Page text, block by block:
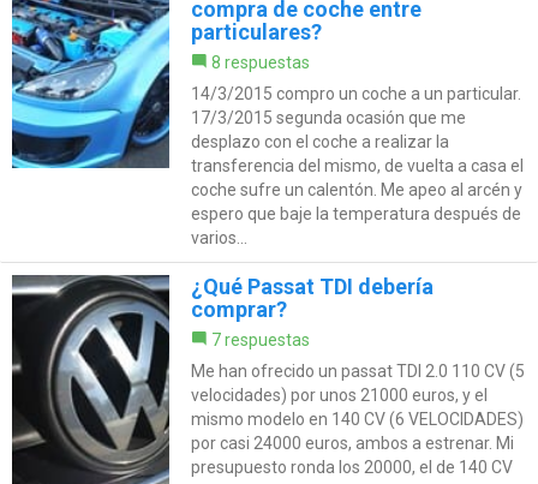
compra de coche entre
particulares?
8 respuestas
14/3/2015 compro un coche a un particular.
17/3/2015 segunda ocasión que me
desplazo con el coche a realizar la
transferencia del mismo, de vuelta a casa el
coche sufre un calentón. Me apeo al arcén y
espero que baje la temperatura después de
varios...
¿Qué Passat TDI debería
comprar?
7 respuestas
Me han ofrecido un passat TDI 2.0 110 CV (5
velocidades) por unos 21000 euros, y el
mismo modelo en 140 CV (6 VELOCIDADES)
por casi 24000 euros, ambos a estrenar. Mi
presupuesto ronda los 20000, el de 140 CV